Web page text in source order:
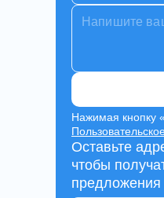
Нажимая кнопку
Оставьте
чтобы
предложения